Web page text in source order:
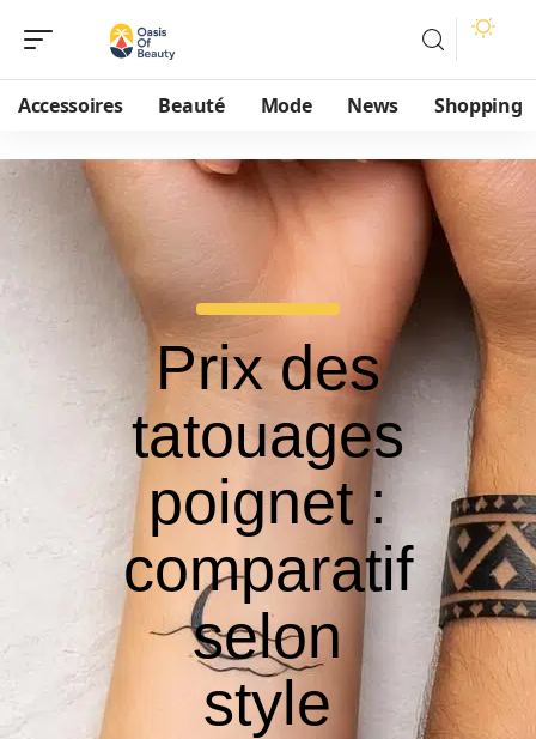
Accessoires Beauté Mode News Shopping
Prix des
tatouages
poignet :
comparatif
selon
style